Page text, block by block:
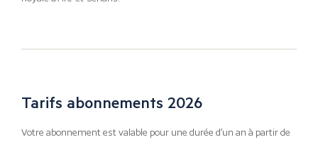
Tarifs abonnements 2026
Votre abonnement est valable pour une durée d’un an à partir de